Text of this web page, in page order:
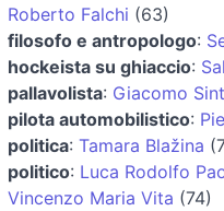
Roberto Falchi (63)
filosofo e antropologo:
hockeista su ghiaccio:
pallavolista: Giacomo
pilota automobilistico:
politica: Tamara Blažina
politico: Luca Rodolfo
Vincenzo Maria Vita (74)